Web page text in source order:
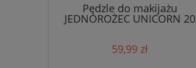
Pędzle do makijażu
JEDNOROŻEC UNICORN 20
59,99 zł